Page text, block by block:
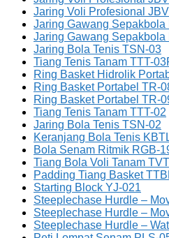
Jaring Voli Profesional
Jaring Gawang
Jaring Gawang
Jaring Bola Tenis TSN-03
Tiang Tenis Tanam TTT-
Ring Basket Hidrolik
Ring Basket Portabel TR-
Ring Basket Portabel TR-
Tiang Tenis Tanam TTT-02
Jaring Bola Tenis TSN-02
Keranjang Bola Tenis
Bola Senam Ritmik RGB-
Tiang Bola Voli Tanam
Padding Tiang Basket
Starting Block YJ-021
Steeplechase Hurdle –
Steeplechase Hurdle –
Steeplechase Hurdle –